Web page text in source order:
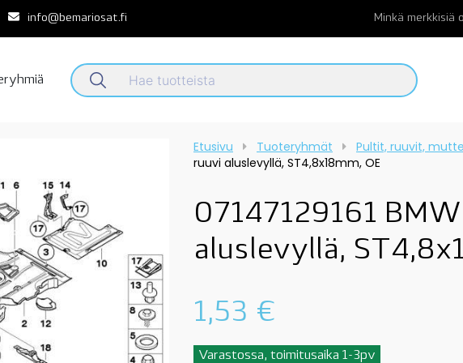
info@bemariosat.fi Minkä merkkisiä
Etusivu Tuoteryhmät Pultit, ruuvit,
ruuvi aluslevyllä, ST4,8x18mm, OE
07147129161
aluslevyllä,
1,53 €
Varastossa, toimitusaika 1-3pv